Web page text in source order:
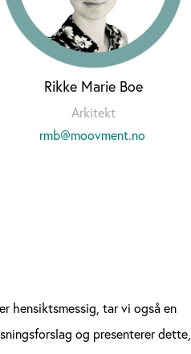
Rikke Marie Boe
Arkitekt
rmb@moovment.no
hensiktsmessig, tar vi også en
og presenterer dette,